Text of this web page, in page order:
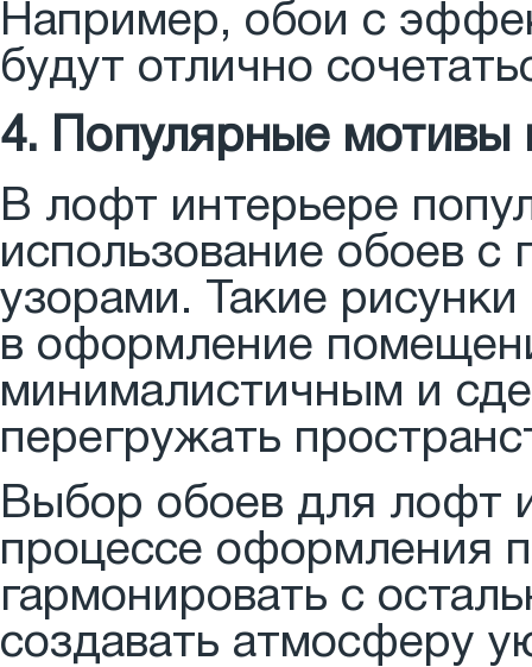
Например, обои с
будут отлично
4. Популярные мотивы
В лофт интерьере
использование обоев
узорами. Такие
в оформление
минималистичным и
перегружать
Выбор обоев для лофт
процессе оформления
гармонировать с
создавать атмосферу